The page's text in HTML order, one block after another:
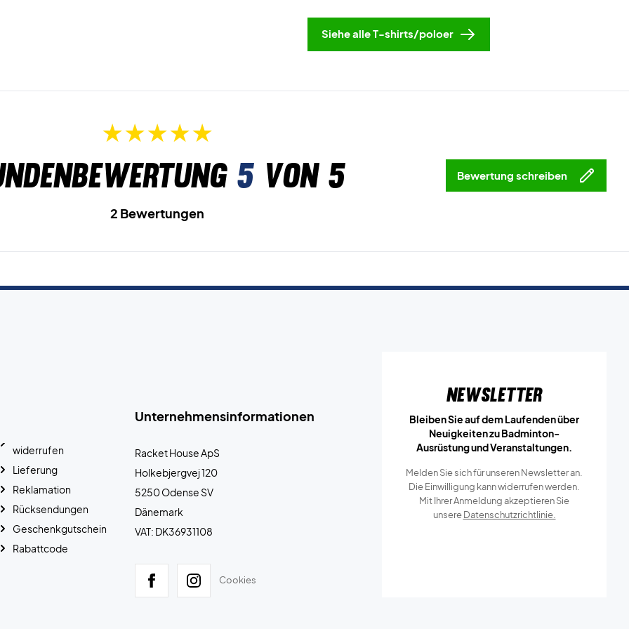
Siehe alle T-shirts/poloer
5von 5 Bewertung schreiben
2 Bewertungen
Unternehmensinformationen
Racket House ApS
Holkebjergvej 120
5250 Odense SV
Dänemark
VAT: DK36931108
Cookies
widerrufen
Lieferung
Reklamation
Rücksendungen
Geschenkgutschein
Rabattcode
Newsletter
Bleiben Sie auf dem Laufenden über
Neuigkeiten zu Badminton-
Ausrüstung und Veranstaltungen.
Melden Sie sich für unseren Newsletter an.
Die Einwilligung kann widerrufen werden.
Mit Ihrer Anmeldung akzeptieren Sie
unsereDatenschutzrichtlinie.